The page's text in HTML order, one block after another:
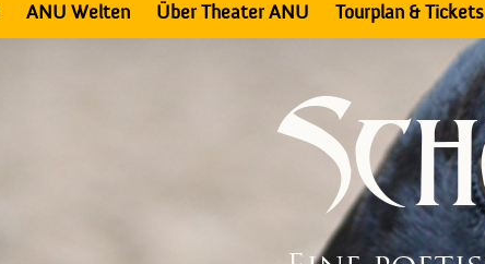
ANU Welten Über Theater ANU Tourplan & Tickets